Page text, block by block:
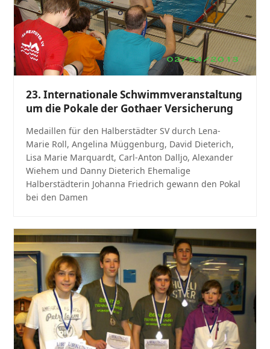
23. Internationale Schwimmveranstaltung
um die Pokale der Gothaer Versicherung
Medaillen für den Halberstädter SV durch Lena-
Marie Roll, Angelina Müggenburg, David Dieterich,
Lisa Marie Marquardt, Carl-Anton Dalljo, Alexander
Wiehem und Danny Dieterich Ehemalige
Halberstädterin Johanna Friedrich gewann den Pokal
bei den Damen